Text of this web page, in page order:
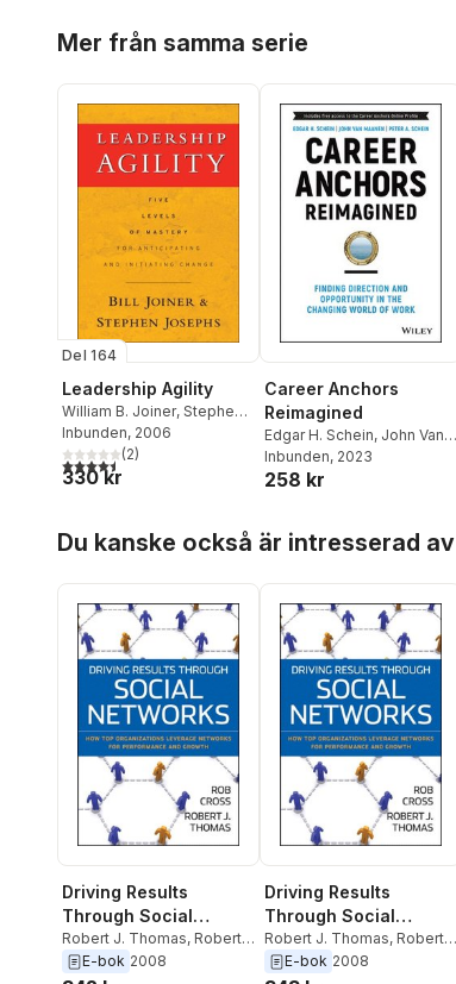
Mer från samma serie
Del 164
Leadership Agility
William B. Joiner, Stephen
A. Josephs
Inbunden, 2006
4,5utav 5 stjärnor. Totalt antal röster:
(2)
330 kr
Career Anchors
Reimagined
Edgar H. Schein, John Van
Maanen,Peter A. Schein
Inbunden, 2023
258 kr
Du kanske också är intresserad av
Driving Results
Through Social
Networks
Robert J. Thomas, Robert
L. Cross
E-bok 2008
Driving Results
Through Social
Networks
Robert J. Thomas, Robert
L. Cross
E-bok 2008